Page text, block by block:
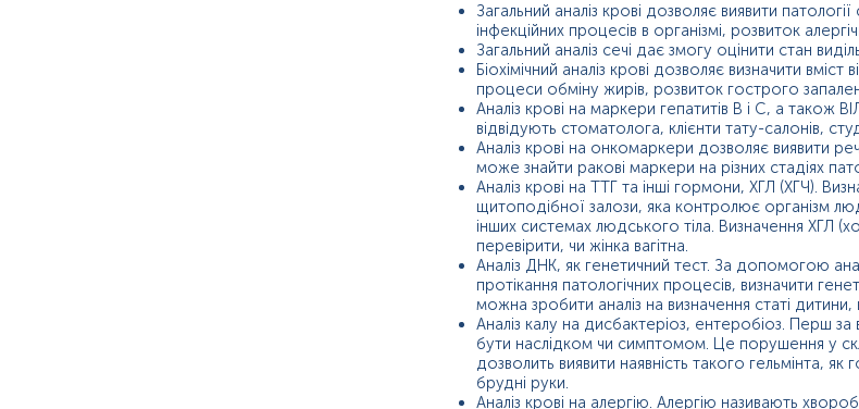
Загальний аналіз крові дозволяє виявити
інфекційних процесів в організмі, розвиток
Загальний аналіз сечі дає змогу оцінити стан
Біохімічний аналіз крові дозволяє визначити вміст
процеси обміну жирів, розвиток гострого
Аналіз крові на маркери гепатитів В і С, а також
відвідують стоматолога, клієнти тату-салонів,
Аналіз крові на онкомаркери дозволяє виявити
може знайти ракові маркери на різних стадіях
Аналіз крові на ТТГ та інші гормони, ХГЛ (ХГЧ).
щитоподібної залози, яка контролює організм
інших системах людського тіла. Визначення ХГЛ
перевірити, чи жінка вагітна.
Аналіз ДНК, як генетичний тест. За допомогою
протікання патологічних процесів, визначити
можна зробити аналіз на визначення статі дитини,
Аналіз калу на дисбактеріоз, ентеробіоз. Перш
бути наслідком чи симптомом. Це порушення у
дозволить виявити наявність такого гельмінта,
брудні руки.
Аналіз крові на алергію. Алергію називають